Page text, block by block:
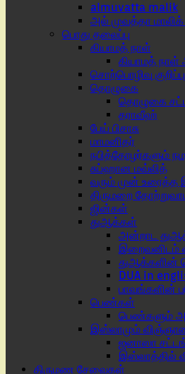
almuvatta malik
அல் முவத்தா
பொது தலைப்பு
கியாமத் நாள்
கியாமத்
சொற்பொழிவு
தொழுகை
தொழுகை
தராவீஹ்
பேய் பிசாசு
மாமனிதர்
நபித்தோழர்களும்
சுப்ஹான மவ்லித்
வரும் முன் உரைத்த
திருமறை
ஜின்கள்
துஆக்கள்
அன்றாட
இறைவனிடம்
துஆக்களின்
DUA in
பாவங்களின்
பெண்கள்
பெண்களும்
இஸ்லாமும்
ஜனாஸா
இஸ்லாத்தில்
திருமண சேவைகள்